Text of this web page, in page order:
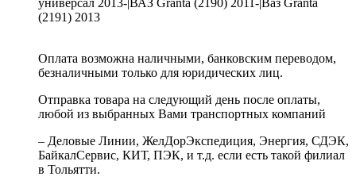
(2191) 2013
Оплата возможна наличными, банковским переводом,
безналичными только для юридических лиц.
Отправка товара на следующий день после оплаты,
любой из выбранных Вами транспортных компаний
– Деловые Линии, ЖелДорЭкспедиция, Энергия, СДЭК,
БайкалСервис, КИТ, ПЭК, и т.д. если есть такой филиал
в Тольятти.